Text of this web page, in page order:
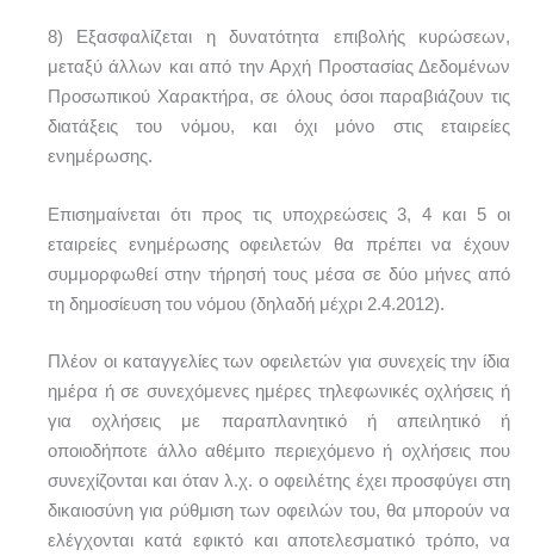
8) Εξασφαλίζεται η δυνατότητα επιβολής κυρώσεων,
μεταξύ άλλων και από την Αρχή Προστασίας Δεδομένων
Προσωπικού Χαρακτήρα, σε όλους όσοι παραβιάζουν τις
διατάξεις του νόμου, και όχι μόνο στις εταιρείες
ενημέρωσης.
Επισημαίνεται ότι προς τις υποχρεώσεις 3, 4 και 5 οι
εταιρείες ενημέρωσης οφειλετών θα πρέπει να έχουν
συμμορφωθεί στην τήρησή τους μέσα σε δύο μήνες από
τη δημοσίευση του νόμου (δηλαδή μέχρι 2.4.2012).
Πλέον οι καταγγελίες των οφειλετών για συνεχείς την ίδια
ημέρα ή σε συνεχόμενες ημέρες τηλεφωνικές οχλήσεις ή
για οχλήσεις με παραπλανητικό ή απειλητικό ή
οποιοδήποτε άλλο αθέμιτο περιεχόμενο ή οχλήσεις που
συνεχίζονται και όταν λ.χ. ο οφειλέτης έχει προσφύγει στη
δικαιοσύνη για ρύθμιση των οφειλών του, θα μπορούν να
ελέγχονται κατά εφικτό και αποτελεσματικό τρόπο, να